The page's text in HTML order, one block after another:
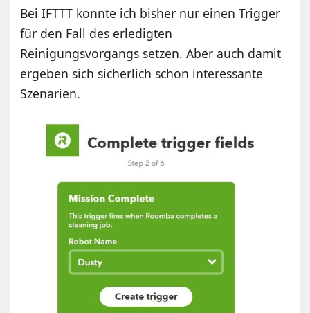
Bei IFTTT konnte ich bisher nur einen Trigger
für den Fall des erledigten
Reinigungsvorgangs setzen. Aber auch damit
ergeben sich sicherlich schon interessante
Szenarien.